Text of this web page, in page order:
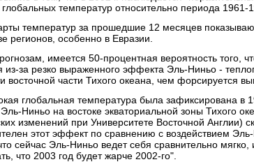
глобальных температур относительно периода 1961-
температур за прошедшие 12 месяцев
регионов, особенно в Евразии.
имеется 50-процентная вероятность того,
из-за резко выраженного эффекта Эль-Ниньо -
восточной части Тихого океана, чем форсируется
глобальная температура была зафиксирована в
Эль-Ниньо на востоке экваториальной зоны Тихого
изменений при Университете Восточной Англии)
этот эффект по сравнению с воздействием
сейчас Эль-Ниньо ведет себя сравнительно
что 2003 год будет жарче 2002-го".